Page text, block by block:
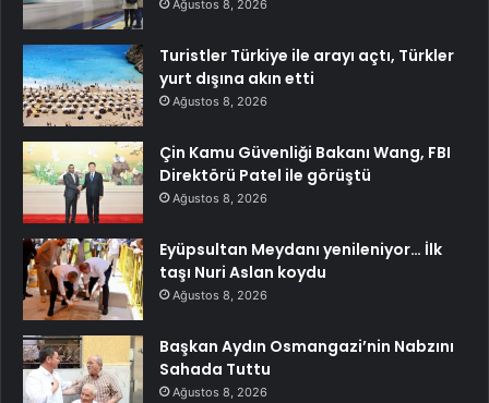
Ağustos 8, 2026
Turistler Türkiye ile arayı açtı, Türkler
yurt dışına akın etti
Ağustos 8, 2026
Çin Kamu Güvenliği Bakanı Wang, FBI
Direktörü Patel ile görüştü
Ağustos 8, 2026
Eyüpsultan Meydanı yenileniyor… İlk
taşı Nuri Aslan koydu
Ağustos 8, 2026
Başkan Aydın Osmangazi’nin Nabzını
Sahada Tuttu
Ağustos 8, 2026